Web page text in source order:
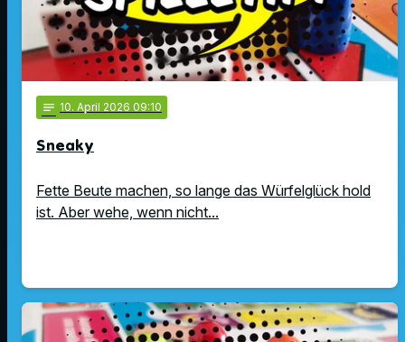
notes 10. April 2026 09:10
Sneaky
Fette Beute machen, so lange das Würfelglück hold
ist. Aber wehe, wenn nicht...